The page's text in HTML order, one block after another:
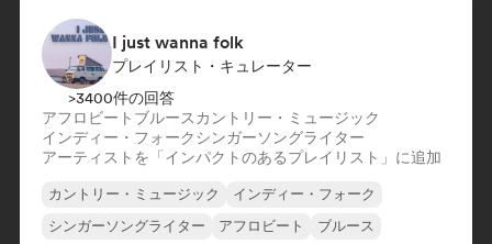
I just wanna folk
プレイリスト・キュレーター
>3400件の回答
アフロビート ブルース カントリー・ミュージック
インディー・フォークシンガーソングライター
アーティストを「インパクトのあるプレイリスト」に追加
カントリー・ミュージック
インディー・フォーク
シンガーソングライター
アフロビート ブルース